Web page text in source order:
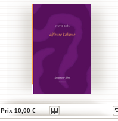
Prix 10,00 €